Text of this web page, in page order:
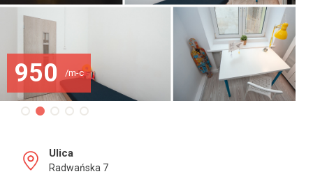
950 /m-c
Ulica
Radwańska 7